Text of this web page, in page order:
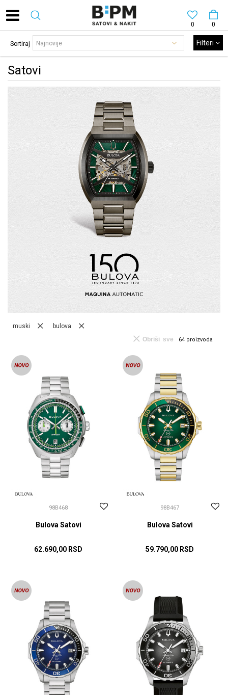
0
0
Satovi
Sortiraj Filteri
muski bulova
64 proizvoda
Obriši sve
98B468
Bulova Satovi
62.690,00 RSD
98B467
Bulova Satovi
59.790,00 RSD